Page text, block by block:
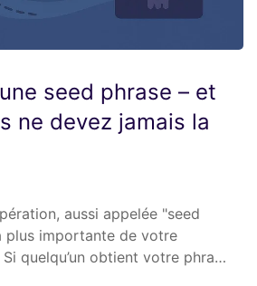
seed phrase – et
ne devez jamais la
aussi appelée "seed
plus importante de votre
quelqu’un obtient votre phra…